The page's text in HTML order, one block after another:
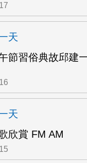
天
節習俗典故邱建
天
欣賞 FM AM